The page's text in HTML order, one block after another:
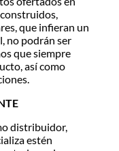
que infieran un
no podrán ser
que siempre
así como
distribuidor,
estén